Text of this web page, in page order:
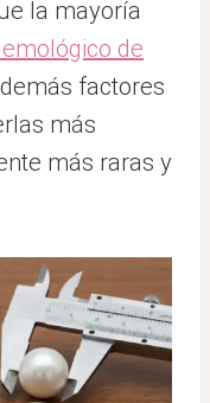
la mayoría
de
factores
más
más raras y